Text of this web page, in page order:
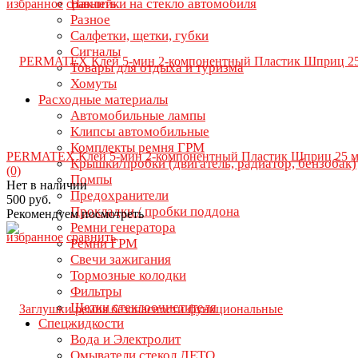
Наклейки на стекло автомобиля
Разное
Салфетки, щетки, губки
Сигналы
Товары для отдыха и туризма
Хомуты
Расходные материалы
Автомобильные лампы
Клипсы автомобильные
Комплекты ремня ГРМ
Крышки/пробки (двигатель, радиатор, бензобак)
Помпы
Предохранители
Прокладки / пробки поддона
Ремни генератора
Ремни ГРМ
Свечи зажигания
Тормозные колодки
Фильтры
Щетки стеклоочистителя
Спецжидкости
Вода и Электролит
избранное сравнить
избранное сравнить
PERMATEX Клей 5-мин 2-компонентный Пластик Шприц 25
(0)
Нет в наличии
500 руб.
Рекомендуем посмотреть